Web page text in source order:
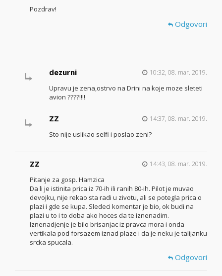
Pozdrav!
Odgovori
dezurni 10:32, 08. mar. 2019.
Upravu je zena,ostrvo na Drini na koje moze sleteti
avion ????!!!!
ZZ 14:37, 08. mar. 2019.
Sto nije uslikao selfi i poslao zeni?
ZZ 14:43, 08. mar. 2019.
Pitanje za gosp. Hamzica
Da li je istinita prica iz 70-ih ili ranih 80-ih. Pilot je muvao
devojku, nije rekao sta radi u zivotu, ali se potegla prica o
plazi i gde se kupa. Sledeci komentar je bio, ok budi na
plazi u to i to doba ako hoces da te iznenadim.
Iznenadjenje je bilo brisanjac iz pravca mora i onda
vertikala pod forsazem iznad plaze i da je neku je talijanku
srcka spucala.
Odgovori